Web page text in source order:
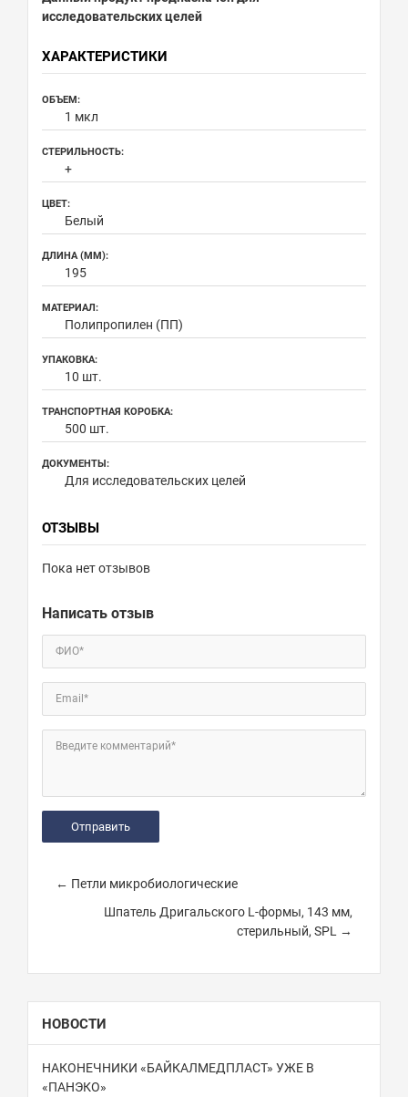
исследовательских целей
ХАРАКТЕРИСТИКИ
ОБЪЕМ:
1 мкл
СТЕРИЛЬНОСТЬ:
+
ЦВЕТ:
Белый
ДЛИНА (ММ):
195
МАТЕРИАЛ:
Полипропилен (ПП)
УПАКОВКА:
10 шт.
ТРАНСПОРТНАЯ КОРОБКА:
500 шт.
ДОКУМЕНТЫ:
Для исследовательских целей
ОТЗЫВЫ
Пока нет отзывов
Написать отзыв
ФИО*
Email*
Введите комментарий*
← Петли микробиологические
Шпатель Дригальского L-формы, 143 мм,
стерильный, SPL →
НОВОСТИ
НАКОНЕЧНИКИ «БАЙКАЛМЕДПЛАСТ» УЖЕ В
«ПАНЭКО»